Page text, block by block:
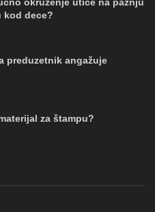
kod dece?
preduzetnik angažuje
za štampu?